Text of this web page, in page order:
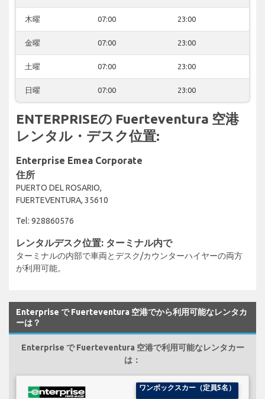
木曜 07:00 23:00
金曜 07:00 23:00
土曜 07:00 23:00
日曜 07:00 23:00
ENTERPRISEの Fuerteventura 空港
レンタル・デスク位置:
Enterprise Emea Corporate
住所
PUERTO DEL ROSARIO,
FUERTEVENTURA, 35610
Tel: 928860576
レンタルデスク位置: ターミナル内で
ターミナルの内部で車両とデスク/カウンターハイヤーの両方
が利用可能。
Enterprise で Fuerteventura 空港でから利用可能なレンタカ
ーは？
Enterprise で Fuerteventura 空港で利用可能なレンタカー
は：
ワンボックスカー（定員5名）